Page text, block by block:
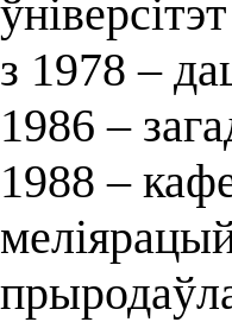
з 1978 –
1986 –
1988 –